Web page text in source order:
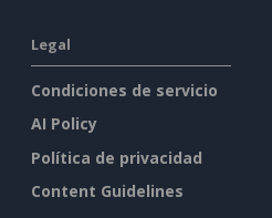
Legal
Condiciones de servicio
AI Policy
Política de privacidad
Content Guidelines